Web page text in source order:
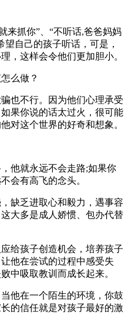
来抓你”、“不听话,爸爸妈妈
自己的孩子听话，可是，
，这样会令他们更加胆小。
么做？
也不行。因为他们心理承受
果你说的话太过火，很可能
对这个世界的好奇和想象。
他就永远不会走路;如果你
会有高飞的念头。
缺乏进取心和毅力，遇事容
大多是成人娇惯、包办代替
给孩子创造机会，培养孩子
他在尝试的过程中感受失
中吸取教训而成长起来。
他在一个陌生的环境，你鼓
的信任就是对孩子最好的激